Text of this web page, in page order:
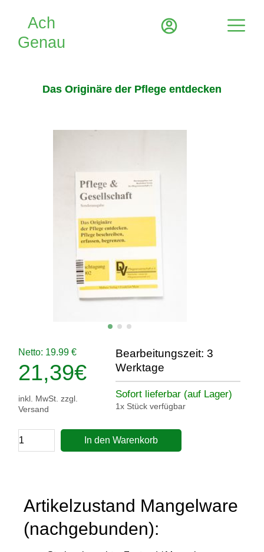
Das Originäre der Pflege entdecken
Netto: 19.99 €
21,39€
inkl. MwSt. zzgl.
Versand
In den Warenkorb
Bearbeitungszeit: 3
Werktage
Sofort lieferbar (auf Lager)
1x Stück verfügbar